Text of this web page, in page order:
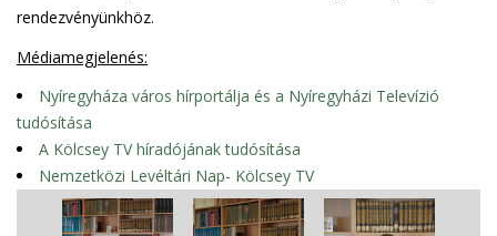
rendezvényünkhöz.
Médiamegjelenés:
Nyíregyháza város hírportálja és a Nyíregyházi Televízió
tudósítása
A Kölcsey TV híradójának tudósítása
Nemzetközi Levéltári Nap- Kölcsey TV